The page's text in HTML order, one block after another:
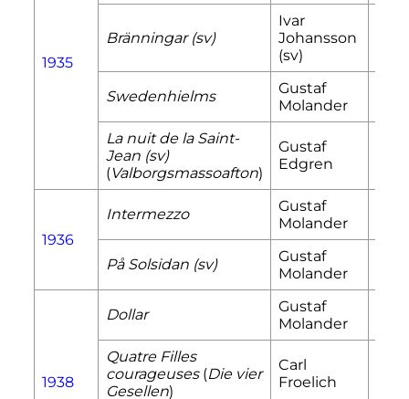
1935
Bränningar (sv)
Ivar
Johansson
(sv)
Swedenhielms
Gustaf
Molander
La nuit de la Saint-
Jean (sv)
(Valborgsmassoafton)
Gustaf
Edgren
1936
Intermezzo
Gustaf
Molander
På Solsidan (sv)
Gustaf
Molander
1938
Dollar
Gustaf
Molander
Quatre Filles
courageuses(Die vier
Gesellen)
Carl
Froelich